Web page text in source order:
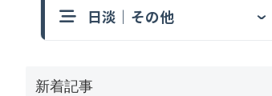
日淡｜その他
新着記事